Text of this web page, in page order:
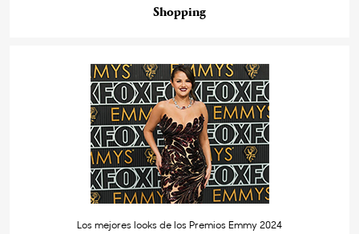
Shopping
Los mejores looks de los Premios Emmy 2024